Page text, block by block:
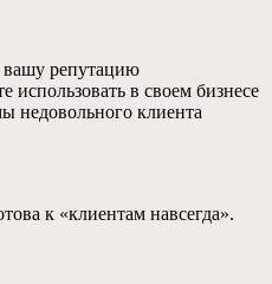
вашу репутацию
в своем бизнесе
недовольного клиента
к «клиентам навсегда».